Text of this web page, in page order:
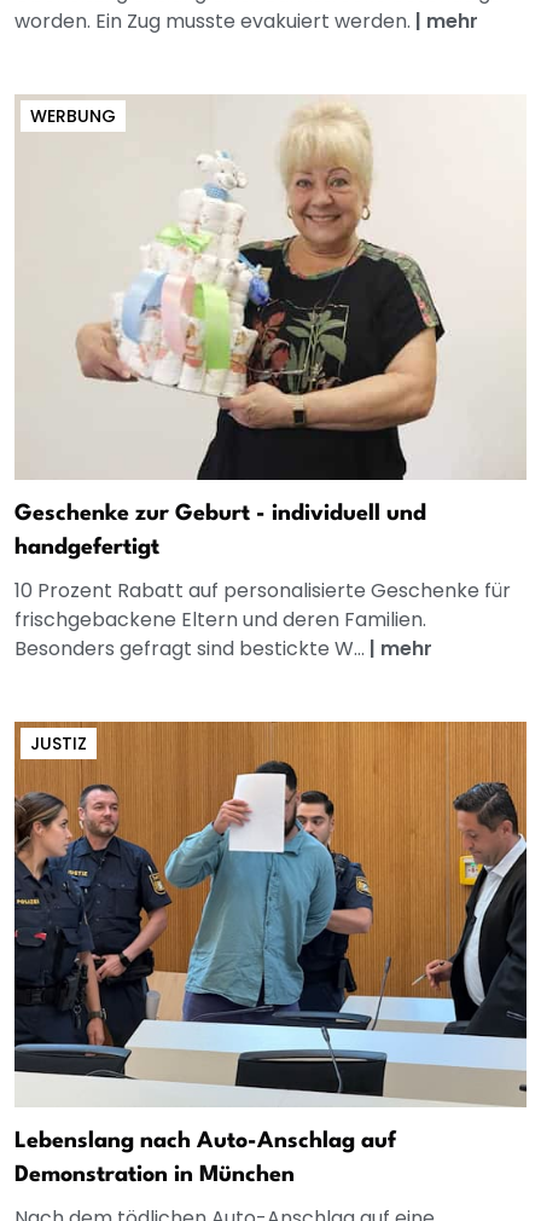
worden. Ein Zug musste evakuiert werden. | mehr
WERBUNG
Geschenke zur Geburt - individuell und
handgefertigt
10 Prozent Rabatt auf personalisierte Geschenke für
frischgebackene Eltern und deren Familien.
Besonders gefragt sind bestickte W... | mehr
JUSTIZ
Lebenslang nach Auto-Anschlag auf
Demonstration in München